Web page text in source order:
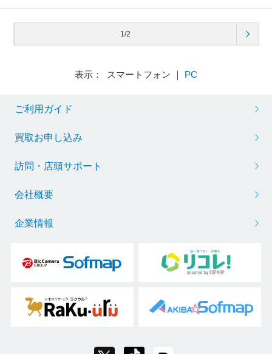
1/2
表示： スマートフォン ｜ PC
ご利用ガイド
買取お申し込み
訪問・店頭サポート
会社概要
企業情報